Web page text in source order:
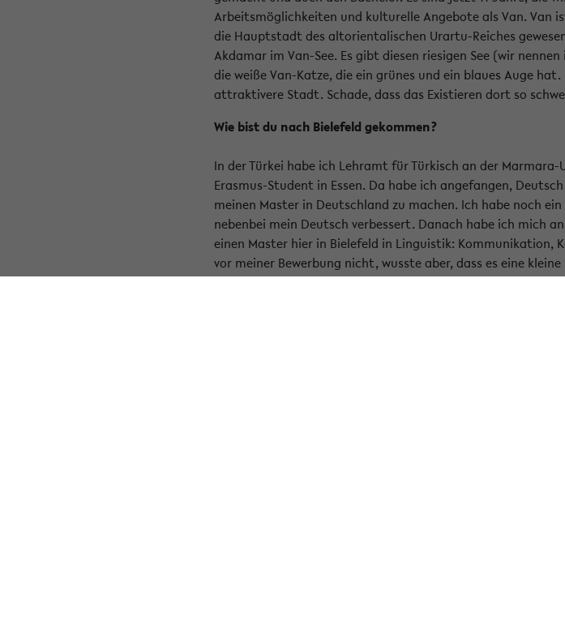
Arbeitsmöglichkeiten und kulturelle Angebote als Van. Van
die Hauptstadt des altorientalischen Urartu-Reiches
Akdamar im Van-See. Es gibt diesen riesigen See (wir
die weiße Van-Katze, die ein grünes und ein blaues Auge
attraktivere Stadt. Schade, dass das Existieren dort so
Wie bist du nach Bielefeld gekommen?
In der Türkei habe ich Lehramt für Türkisch an der
Erasmus-Student in Essen. Da habe ich angefangen,
meinen Master in Deutschland zu machen. Ich habe noch
nebenbei mein Deutsch verbessert. Danach habe ich mich
einen Master hier in Bielefeld in Linguistik:
vor meiner Bewerbung nicht, wusste aber, dass es eine
einer Weltstadt täglich lebt, wollte ich weg.